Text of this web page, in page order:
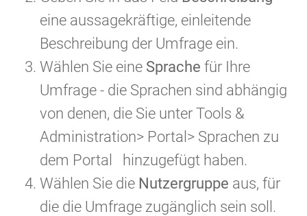
eine aussagekräftige, einleitende
Beschreibung der Umfrage ein.
Wählen Sie eine Sprache für Ihre
Umfrage - die Sprachen sind abhängig
von denen, dieSie unter Tools &
Administration> Portal > Sprachen zu
dem Portal
hinzugefügt haben.
Wählen Sie die Nutzergruppe aus, für
die die Umfrage zugänglich sein soll.